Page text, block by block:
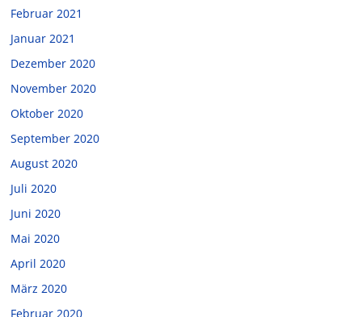
Februar 2021
Januar 2021
Dezember 2020
November 2020
Oktober 2020
September 2020
August 2020
Juli 2020
Juni 2020
Mai 2020
April 2020
März 2020
Februar 2020